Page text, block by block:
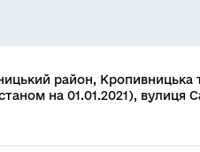
район, Кропивницька
на 01.01.2021), вулиця